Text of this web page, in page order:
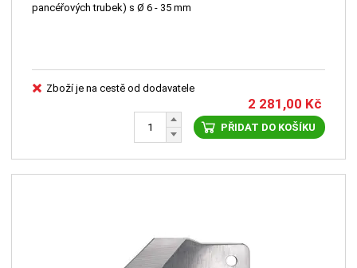
pancéřových trubek) s Ø 6 - 35 mm
Zboží je na cestě od dodavatele
2 281,00 Kč
PŘIDAT DO KOŠÍKU